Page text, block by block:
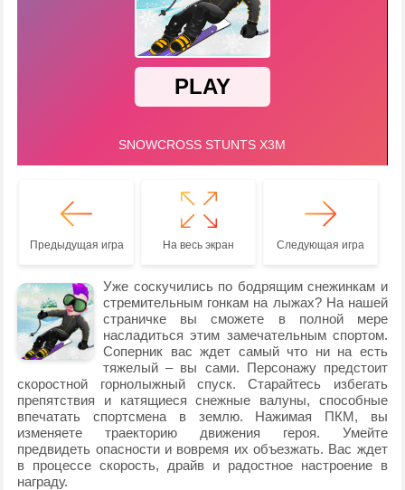
Предыдущая игра На весь экран Следующая игра
Уже соскучились по бодрящим снежинкам и
стремительным гонкам на лыжах? На нашей
страничке вы сможете в полной мере
насладиться этим замечательным спортом.
Соперник вас ждет самый что ни на есть
тяжелый – вы сами. Персонажу предстоит
скоростной горнолыжный спуск. Старайтесь избегать
препятствия и катящиеся снежные валуны, способные
впечатать спортсмена в землю. Нажимая ПКМ, вы
изменяете траекторию движения героя. Умейте
предвидеть опасности и вовремя их объезжать. Вас ждет
в процессе скорость, драйв и радостное настроение в
награду.